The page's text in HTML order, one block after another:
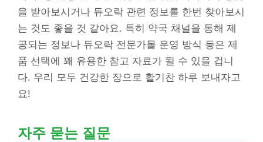
을 받아보시거나 듀오락 관련 정보를 한번 찾아보시
는 것도 좋을 것 같아요. 특히 약국 채널을 통해 제
공되는 정보나 듀오락 전문가몰 운영 방식 등은 제
품 선택에 꽤 유용한 참고 자료가 될 수 있을 겁니
다. 우리 모두 건강한 장으로 활기찬 하루 보내자고
요!
자주 묻는 질문